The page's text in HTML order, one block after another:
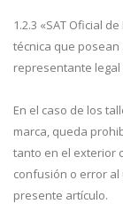
1.2.3 «SAT Oficial
técnica que
representante legal
En el caso de los
marca, queda
tanto en el exterior
confusión o error al
presente artículo.